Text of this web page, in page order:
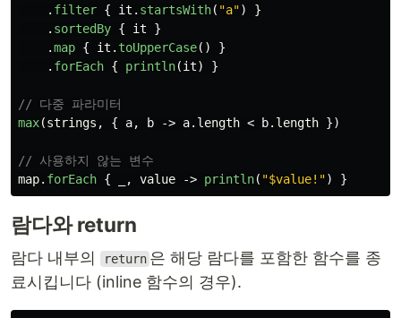
. filter { it . startsWith( "a")
}
. sortedBy { it
}
.map { it . toUpperCase()
}
. forEach { println(it) }
// 다중 파라미터
max(strings , { a, b -> a. length < b. length })
// 사용하지 않는 변수
map. forEach { , value -> println( "$value!") }
람다와 return
람다 내부의 return 은 해당 람다를 포함한 함수를 종
료시킵니다 (inline 함수의 경우).